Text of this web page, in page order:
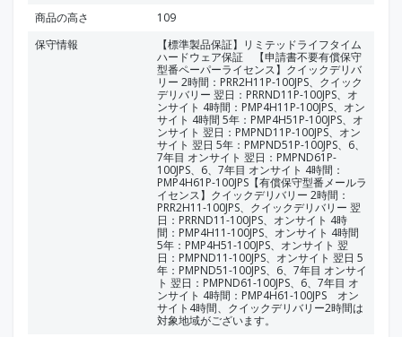
商品の高さ
109
保守情報
【標準製品保証】リミテッドライフタイム
ハードウェア保証 【申請書不要有償保守
型番ペーパーライセンス】クイックデリバ
リー 2時間：PRR2H11P-100JPS、クイック
デリバリー 翌日：PRRND11P-100JPS、オ
ンサイト 4時間：PMP4H11P-100JPS、オン
サイト 4時間 5年：PMP4H51P-100JPS、オ
ンサイト 翌日：PMPND11P-100JPS、オン
サイト 翌日 5年：PMPND51P-100JPS、6、
7年目 オンサイト 翌日：PMPND61P-
100JPS、6、7年目 オンサイト 4時間：
PMP4H61P-100JPS【有償保守型番メールラ
イセンス】クイックデリバリー 2時間：
PRR2H11-100JPS、クイックデリバリー 翌
日：PRRND11-100JPS、オンサイト 4時
間：PMP4H11-100JPS、オンサイト 4時間
5年：PMP4H51-100JPS、オンサイト 翌
日：PMPND11-100JPS、オンサイト 翌日 5
年：PMPND51-100JPS、6、7年目 オンサイ
ト 翌日：PMPND61-100JPS、6、7年目 オ
ンサイト 4時間：PMP4H61-100JPS オン
サイト4時間、クイックデリバリー2時間は
対象地域がございます。